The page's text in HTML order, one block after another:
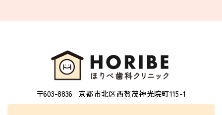
〒603-8836 京都市北区西賀茂神光院町115-1